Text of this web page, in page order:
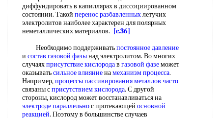
диффундировать в капиллярах в диссоциированном
состоянии. Такой перенос разбавленныхлетучих
электролитов наиболее характерен для полярных
неметаллических материалов.
[c.36]
Необходимо поддерживатьпостоянное давление
и состав газовой фазынад электролитом. Во многих
случаяхприсутствие кислородав газовой фаземожет
оказыватьсильное влияниенамеханизм процесса.
Например,процессы пассивированияметаллов часто
связаны сприсутствием кислорода. С другой
стороны, кислород может восстанавливаться на
электроде параллельнос протекающей основной
реакцией. Поэтому в большинстве случаев